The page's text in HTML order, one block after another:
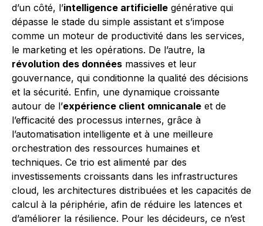
d’un côté, l’intelligence artificielle générative qui
dépasse le stade du simple assistant et s’impose
comme un moteur de productivité dans les services,
le marketing et les opérations. De l’autre, la
révolution des données massives et leur
gouvernance, qui conditionne la qualité des décisions
et la sécurité. Enfin, une dynamique croissante
autour de l’expérience client omnicanale et de
l’efficacité des processus internes, grâce à
l’automatisation intelligente et à une meilleure
orchestration des ressources humaines et
techniques. Ce trio est alimenté par des
investissements croissants dans les infrastructures
cloud, les architectures distribuées et les capacités de
calcul à la périphérie, afin de réduire les latences et
d’améliorer la résilience. Pour les décideurs, ce n’est